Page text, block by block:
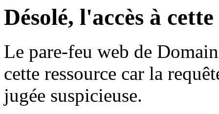
Désolé, l'accès à
Le pare-feu web de
cette ressource car la
jugée suspicieuse.